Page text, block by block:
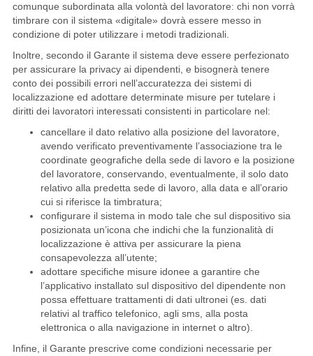
comunque subordinata alla volontà del lavoratore: chi non vorrà
timbrare con il sistema «digitale» dovrà essere messo in
condizione di poter utilizzare i metodi tradizionali.
Inoltre, secondo il Garante il sistema deve essere perfezionato
per assicurare la privacy ai dipendenti, e bisognerà tenere
conto dei possibili errori nell’accuratezza dei sistemi di
localizzazione ed adottare determinate misure per tutelare i
diritti dei lavoratori interessati consistenti in particolare nel:
cancellare il dato relativo alla posizione del lavoratore,
avendo verificato preventivamente l’associazione tra le
coordinate geografiche della sede di lavoro e la posizione
del lavoratore, conservando, eventualmente, il solo dato
relativo alla predetta sede di lavoro, alla data e all’orario
cui si riferisce la timbratura;
configurare il sistema in modo tale che sul dispositivo sia
posizionata un’icona che indichi che la funzionalità di
localizzazione è attiva per assicurare la piena
consapevolezza all’utente;
adottare specifiche misure idonee a garantire che
l’applicativo installato sul dispositivo del dipendente non
possa effettuare trattamenti di dati ultronei (es. dati
relativi al traffico telefonico, agli sms, alla posta
elettronica o alla navigazione in internet o altro).
Infine, il Garante prescrive come condizioni necessarie per